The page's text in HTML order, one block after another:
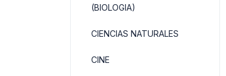
(BIOLOGIA)
CIENCIAS NATURALES
CINE